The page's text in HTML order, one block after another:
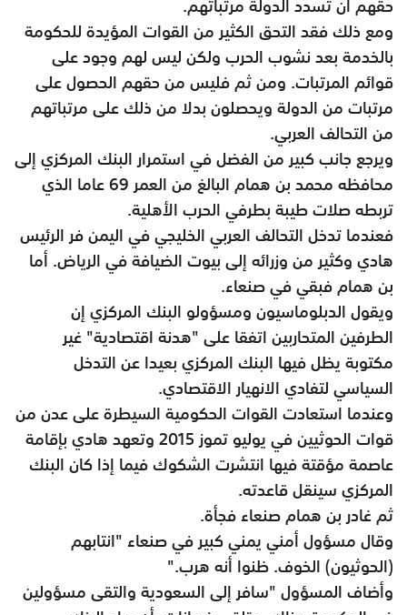
ومع ذلك فقد التحق الكثير من القوات المؤيدة للحكومة
بالخدمة بعد نشوب الحرب ولكن ليس لهم وجود على
قوائم المرتبات. ومن ثم فليس من حقهم الحصول على
مرتبات من الدولة ويحصلون بدلا من ذلك على مرتباتهم
من التحالف العربي.
ويرجع جانب كبير من الفضل في استمرار البنك المركزي إلى
محافظه محمد بن همام البالغ من العمر 69 عاما الذي
تربطه صلات طيبة بطرفي الحرب الأهلية.
فعندما تدخل التحالف العربي الخليجي في اليمن فر الرئيس
هادي وكثير من وزرائه إلى بيوت الضيافة في الرياض. أما
بن همام فبقي في صنعاء.
ويقول الدبلوماسيون ومسؤولو البنك المركزي إن
الطرفين المتحاربين اتفقا على "هدنة اقتصادية" غير
مكتوبة يظل فيها البنك المركزي بعيدا عن التدخل
السياسي لتفادي الانهيار الاقتصادي.
وعندما استعادت القوات الحكومية السيطرة على عدن من
قوات الحوثيين في يوليو تموز 2015 وتعهد هادي بإقامة
عاصمة مؤقتة فيها انتشرت الشكوك فيما إذا كان البنك
المركزي سينقل قاعدته.
ثم غادر بن همام صنعاء فجأة.
وقال مسؤول أمني يمني كبير في صنعاء "انتابهم
(الحوثيون) الخوف. ظنوا أنه هرب."
وأضاف المسؤول "سافر إلى السعودية والتقى مسؤولين